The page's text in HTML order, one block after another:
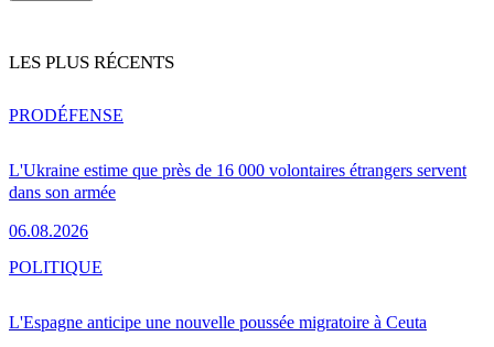
LES PLUS RÉCENTS
L'Ukraine estime que près de 16 000 volontaires étrangers servent
dans son armée
06.08.2026
PRODÉFENSE
L'Espagne anticipe une nouvelle poussée migratoire à Ceuta
POLITIQUE